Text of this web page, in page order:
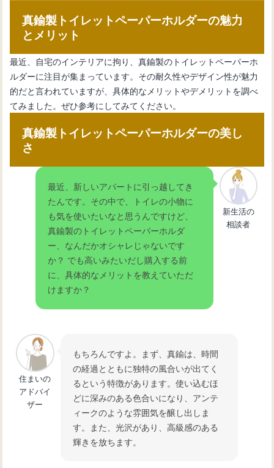
トイレをピンクの壁紙でコーディネー
トイレをナチュラルテイストに！壁紙
選びのポイント
トイレをワンランク上の空間に！一面
だけ貼るアクセントクロス
トイレは風水の宝庫！壁紙選びで運気
をガラッと変える方法
真鍮製トイレットペーパーホルダーの魅力
とメリット
最近、自宅のインテリアに拘り、真鍮製のトイレットペーパーホ
ルダーに注目が集まっています。その耐久性やデザイン性が魅力
的だと言われていますが、具体的なメリットやデメリットを調べ
てみました。ぜひ参考にしてみてください。
真鍮製トイレットペーパーホルダーの美し
さ
最近、新しいアパートに引っ越してき
たんです。その中で、トイレの小物に
も気を使いたいなと思うんですけど、
真鍮製のトイレットペーパーホルダ
ー、なんだかオシャレじゃないです
か？ でも高いみたいだし購入する前
に、具体的なメリットを教えていただ
けますか？
新生活の
相談者
住まいの
アドバイ
ザー
もちろんですよ。まず、真鍮は、時間
の経過とともに独特の風合いが出てく
るという特徴があります。使い込むほ
どに深みのある色合いになり、アンテ
ィークのような雰囲気を醸し出しま
す。また、光沢があり、高級感のある
輝きを放ちます。